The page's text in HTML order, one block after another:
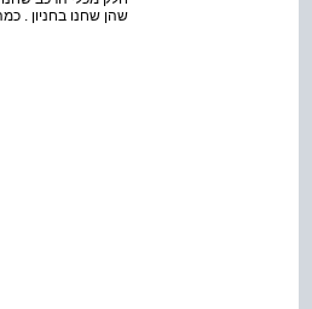
שהן שחנו בחניון . כמה